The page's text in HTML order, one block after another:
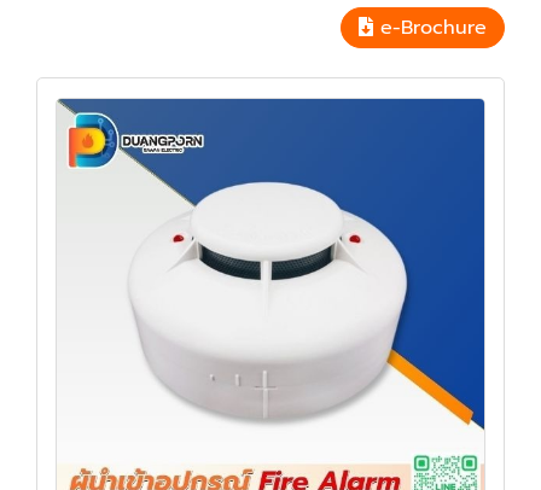
e-Brochure